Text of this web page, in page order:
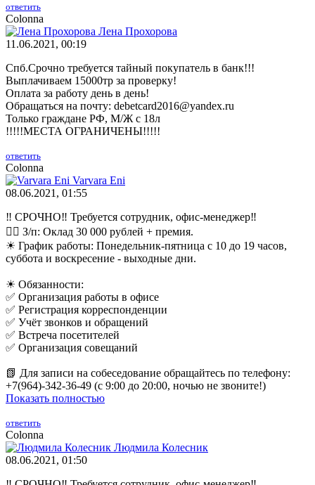
ответить
Colonna
Лена Прохорова
11.06.2021, 00:19
Спб.Срочно требуется тайный покупатель в банк!!!
Выплачиваем 15000тр за проверку!
Оплата за работу день в день!
Обращаться на почту: debetcard2016@yandex.ru
Только граждане РФ, М/Ж с 18л
!!!!!МЕСТА ОГРАНИЧЕНЫ!!!!!
ответить
Colonna
Varvara Eni
08.06.2021, 01:55
‼ СРОЧНО‼ Требуется сотрудник, офис-менеджер‼
👉🏻 З/п: Оклад 30 000 рублей + премия.
☀ График работы: Понедельник-пятница с 10 до 19 часов,
суббота и воскресение - выходные дни.
☀ Обязанности:
✅ Организация работы в офисе
✅ Регистрация корреспонденции
✅ Учёт звонков и обращений
✅ Встреча посетителей
✅ Организация совещаний
📗 Для записи на собеседование обращайтесь по телефону:
+7(964)-342-36-49 (с 9:00 до 20:00, ночью не звоните!)
Показать полностью
ответить
Colonna
Людмила Колесник
08.06.2021, 01:50